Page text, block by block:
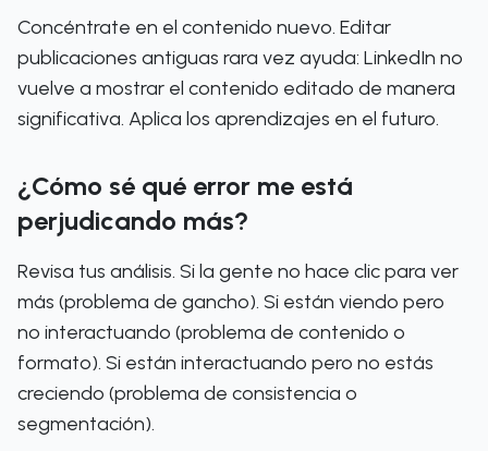
Concéntrate en el contenido nuevo. Editar
publicaciones antiguas rara vez ayuda: LinkedIn no
vuelve a mostrar el contenido editado de manera
significativa. Aplica los aprendizajes en el futuro.
¿Cómo sé qué error me está
perjudicando más?
Revisa tus análisis. Si la gente no hace clic para ver
más (problema de gancho). Si están viendo pero
no interactuando (problema de contenido o
formato). Si están interactuando pero no estás
creciendo (problema de consistencia o
segmentación).